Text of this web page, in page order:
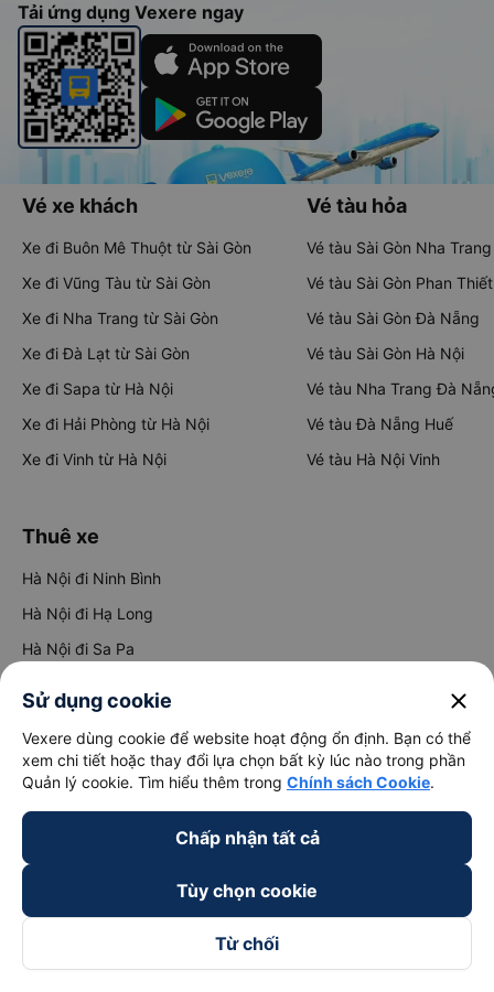
Tải ứng dụng Vexere ngay
Vé xe khách
Xe đi Buôn Mê Thuột từ Sài Gòn
Xe đi Vũng Tàu từ Sài Gòn
Xe đi Nha Trang từ Sài Gòn
Xe đi Đà Lạt từ Sài Gòn
Xe đi Sapa từ Hà Nội
Xe đi Hải Phòng từ Hà Nội
Xe đi Vinh từ Hà Nội
Vé tàu hỏa
Vé tàu Sài Gòn Nha Trang
Vé tàu Sài Gòn Phan Thiết
Vé tàu Sài Gòn Đà Nẵng
Vé tàu Sài Gòn Hà Nội
Vé tàu Nha Trang Đà
Vé tàu Đà Nẵng Huế
Vé tàu Hà Nội Vinh
Thuê xe
Hà Nội đi Ninh Bình
Hà Nội đi Hạ Long
Hà Nội đi Sa Pa
Đà Nẵng đi Huế
Hải Phòng đi Hà Nội
Sử dụng cookie close
Vexere dùng cookie để website hoạt động ổn định. Bạn có thể
xem chi tiết hoặc thay đổi lựa chọn bất kỳ lúc nào trong phần
Quản lý cookie. Tìm hiểu thêm trong Chính sách Cookie.
Chấp nhận tất cả
Tùy chọn cookie
Từ chối